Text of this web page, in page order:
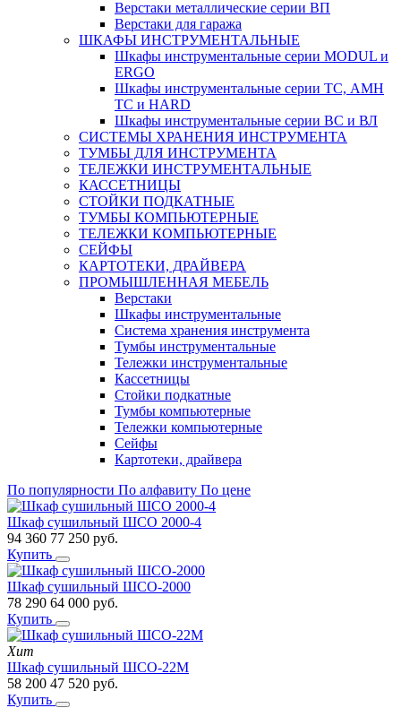
Верстаки металлические серии ВП
Верстаки для гаража
ШКАФЫ ИНСТРУМЕНТАЛЬНЫЕ
Шкафы инструментальные серии MODUL и
ERGO
Шкафы инструментальные серии ТС, АМН
ТС и HARD
Шкафы инструментальные серии ВС и ВЛ
СИСТЕМЫ ХРАНЕНИЯ ИНСТРУМЕНТА
ТУМБЫ ДЛЯ ИНСТРУМЕНТА
ТЕЛЕЖКИ ИНСТРУМЕНТАЛЬНЫЕ
КАССЕТНИЦЫ
СТОЙКИ ПОДКАТНЫЕ
ТУМБЫ КОМПЬЮТЕРНЫЕ
ТЕЛЕЖКИ КОМПЬЮТЕРНЫЕ
СЕЙФЫ
КАРТОТЕКИ, ДРАЙВЕРА
ПРОМЫШЛЕННАЯ МЕБЕЛЬ
Верстаки
Шкафы инструментальные
Система хранения инструмента
Тумбы инструментальные
Тележки инструментальные
Кассетницы
Стойки подкатные
Тумбы компьютерные
Тележки компьютерные
Сейфы
Картотеки, драйвера
По популярности По алфавиту По цене
Шкаф сушильный ШСО 2000-4
94 360 77 250 руб.
Купить
Шкаф сушильный ШСО-2000
78 290 64 000 руб.
Купить
Хит
Шкаф сушильный ШСО-22М
58 200 47 520 руб.
Купить